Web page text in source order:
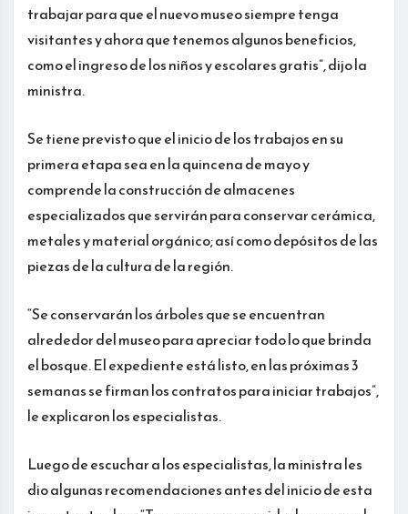
trabajar para que el nuevo museo siempre tenga
visitantes y ahora que tenemos algunos beneficios,
como el ingreso de los niños y escolares gratis”, dijo la
ministra.
Se tiene previsto que el inicio de los trabajos en su
primera etapa sea en la quincena de mayo y
comprende la construcción de almacenes
especializados que servirán para conservar cerámica,
metales y material orgánico; así como depósitos de las
piezas de la cultura de la región.
“Se conservarán los árboles que se encuentran
alrededor del museo para apreciar todo lo que brinda
el bosque. El expediente está listo, en las próximas 3
semanas se firman los contratos para iniciar trabajos”,
le explicaron los especialistas.
Luego de escuchar a los especialistas, la ministra les
dio algunas recomendaciones antes del inicio de esta